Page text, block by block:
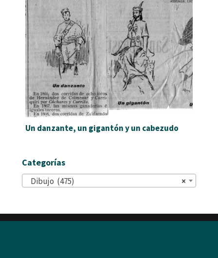
Un danzante, un gigantón y un cabezudo
Categorías
×
Dibujo (475)